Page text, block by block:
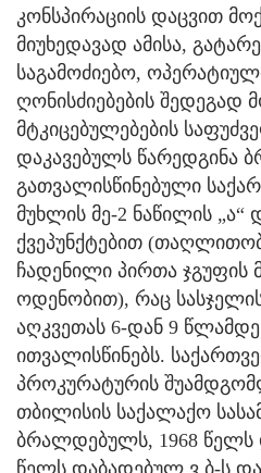
კონსპირაციის დაცვით
მიუხედავად ამისა,
საგამოძიებო,
ღონისძიებების შედეგად
მტკიცებულებების
დაკავებულს წარედგინა
გათვალისწინებული
მუხლის მე-2 ნაწილის „ა“
ქვეპუნქტებით
ჩადენილი პირთა ჯგუფის
ოდენობით), რაც
აღკვეთას 6-დან 9
ითვალისწინებს.
პროკურატურის
თბილისის საქალაქო
ბრალდებულს, 1968 წელს
წელს დაბადებულ ვ.ბ-ს